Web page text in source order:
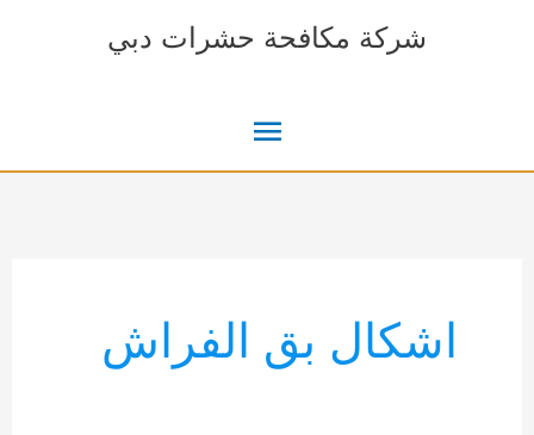
شركة مكافحة حشرات دبي
القائمة
اشكال بق الفراش